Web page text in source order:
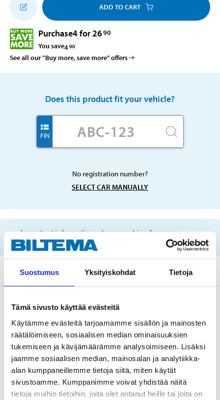
Suostumus Yksityiskohdat Tietoja
Tämä sivusto käyttää evästeitä
Käytämme evästeitä tarjoamamme sisällön ja mainosten
räätälöimiseen, sosiaalisen median ominaisuuksien
tukemiseen ja kävijämäärämme analysoimiseen. Lisäksi
jaamme sosiaalisen median, mainosalan ja analytiikka-
alan kumppaneillemme tietoja siitä, miten käytät
sivustoamme. Kumppanimme voivat yhdistää näitä
tietoja muihin tietoihin, joita olet antanut heille tai joita on
ADD TO CART
Purchase4 for 2690
You save490
See all our ”Buy more, save more” offers
Does this product fit your vehicle?
FIN
No registration number?
SELECT CAR MANUALLY
Important information when searching for spare
parts by reg. number and service recommendations.
Description
Technical specifications
Fuel
Petrol
Drag torque
25 Nm